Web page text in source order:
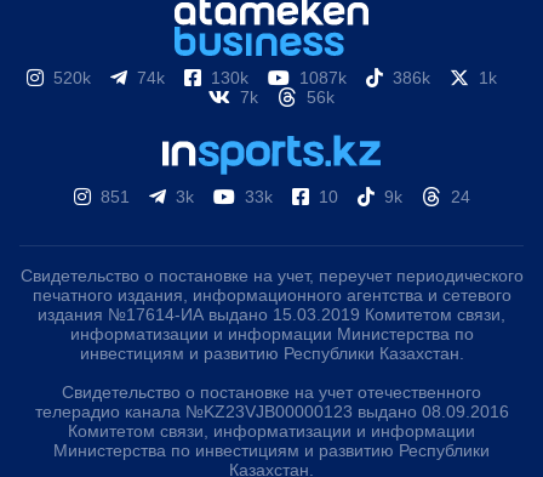
520k 74k 130k 1087k 386k
1k
7k
56k
851 3k 33k 10 9k 24
Свидетельство о постановке на учет, переучет периодического
печатного издания, информационного агентства и сетевого
издания №17614-ИА выдано 15.03.2019 Комитетом связи,
информатизации и информации Министерства по
инвестициям и развитию Республики Казахстан.
Свидетельство о постановке на учет отечественного
телерадио канала №KZ23VJB00000123 выдано 08.09.2016
Комитетом связи, информатизации и информации
Министерства по инвестициям и развитию Республики
Казахстан.